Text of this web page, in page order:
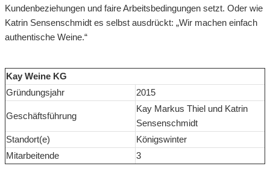
Kundenbeziehungen und faire Arbeitsbedingungen setzt. Oder wie
Katrin Sensenschmidt es selbst ausdrückt: „Wir machen einfach
authentische Weine.“
Kay Weine KG
Gründungsjahr
2015
Geschäftsführung
Kay Markus Thiel und Katrin
Sensenschmidt
Standort(e)
Königswinter
Mitarbeitende
3